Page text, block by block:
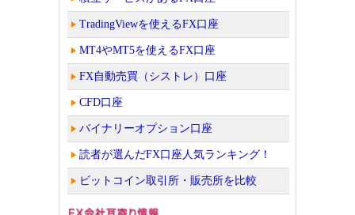
TradingViewを使えるFX口座
MT4やMT5を使えるFX口座
FX自動売買（シストレ）口座
CFD口座
バイナリーオプション口座
読者が選んだFX口座人気ランキング！
ビットコイン取引所・販売所を比較